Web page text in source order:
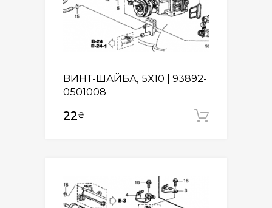
ВИНТ-ШАЙБА, 5X10 | 93892-
0501008
22₴